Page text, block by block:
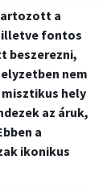
a
illetve fontos
beszerezni,
nem
hely
az áruk,
a
ikonikus